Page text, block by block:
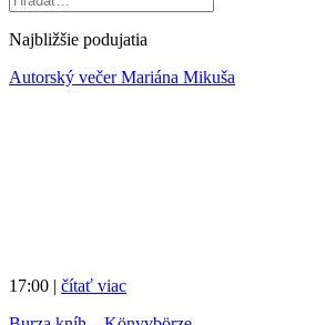
Najbližšie podujatia
Autorský večer Mariána Mikuša
17:00 | čítať viac